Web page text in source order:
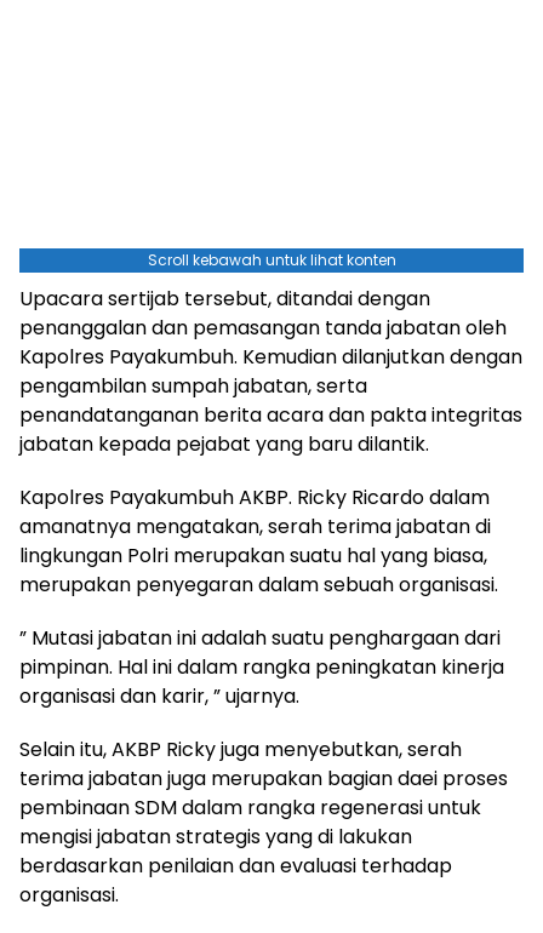
Scroll kebawah untuk lihat konten
Upacara sertijab tersebut, ditandai dengan
penanggalan dan pemasangan tanda jabatan oleh
Kapolres Payakumbuh. Kemudian dilanjutkan dengan
pengambilan sumpah jabatan, serta
penandatanganan berita acara dan pakta integritas
jabatan kepada pejabat yang baru dilantik.
Kapolres Payakumbuh AKBP. Ricky Ricardo dalam
amanatnya mengatakan, serah terima jabatan di
lingkungan Polri merupakan suatu hal yang biasa,
merupakan penyegaran dalam sebuah organisasi.
” Mutasi jabatan ini adalah suatu penghargaan dari
pimpinan. Hal ini dalam rangka peningkatan kinerja
organisasi dan karir, ” ujarnya.
Selain itu, AKBP Ricky juga menyebutkan, serah
terima jabatan juga merupakan bagian daei proses
pembinaan SDM dalam rangka regenerasi untuk
mengisi jabatan strategis yang di lakukan
berdasarkan penilaian dan evaluasi terhadap
organisasi.